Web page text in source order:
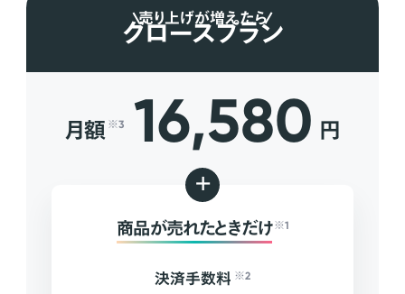
売り上げが増えたら
グロースプラン
月額 ※3 16,580 円
+
商品が売れたときだけ ※1
決済手数料 ※2